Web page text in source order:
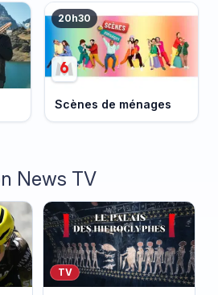
20h30
Scènes de ménages
News TV
TV